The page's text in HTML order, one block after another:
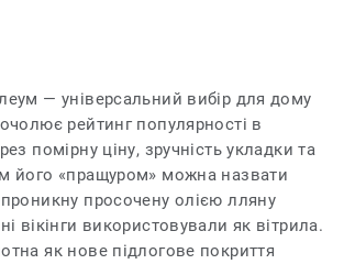
— універсальний вибір для дому
рейтинг популярності в
помірну ціну, зручність укладки та
його «пращуром» можна назвати
просочену олією лляну
вікінги використовували як вітрила.
як нове підлогове покриття